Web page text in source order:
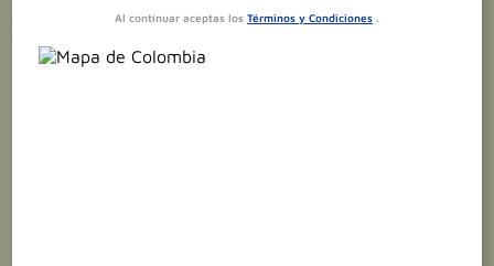
¡Suscríbete y recibepromociones
Al continuar aceptas los Términos y Condiciones .